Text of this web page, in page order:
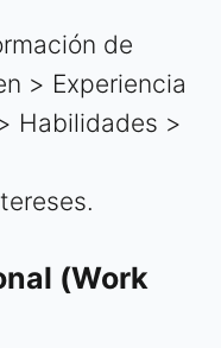
de
> Experiencia
Habilidades >
(Work